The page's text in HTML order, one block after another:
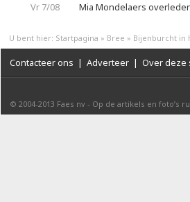
Vr 7/08
Mia Mondelaers
U bent hier: Startpagina » Bree » Bijenburcht in
Contacteer ons | Adverteer | Over deze
© 2004-2013 Faes nv - Op de artikels en foto’s